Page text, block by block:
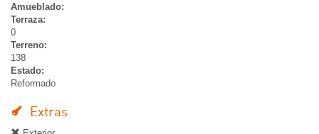
Amueblado:
Terraza:
0
Terreno:
138
Estado:
Reformado
Extras